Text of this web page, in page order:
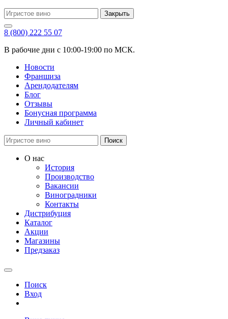
Закрыть
8 (800) 222 55 07
В рабочие дни с 10:00-19:00 по МСК.
Новости
Франшиза
Арендодателям
Блог
Отзывы
Бонусная программа
Личный кабинет
Поиск
О нас
История
Производство
Вакансии
Виноградники
Контакты
Дистрибуция
Каталог
Акции
Магазины
Предзаказ
Поиск
Вход